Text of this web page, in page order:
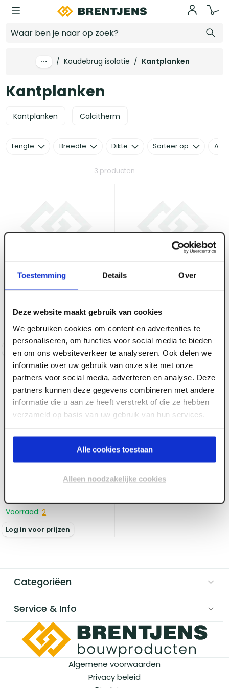
Toestemming Details Over
Deze website maakt gebruik van cookies
We gebruiken cookies om content en advertenties te
personaliseren, om functies voor social media te bieden
en om ons websiteverkeer te analyseren. Ook delen we
informatie over uw gebruik van onze site met onze
partners voor social media, adverteren en analyse. Deze
partners kunnen deze gegevens combineren met andere
informatie die u aan ze heeft verstrekt of die ze hebben
verzameld op basis van uw gebruik van hun services.
Alle cookies toestaan
Alleen noodzakelijke cookies
Ga naar hoofdinhoud
/ Koudebrug isolatie / Kantplanken
Kantplanken
Kantplanken Calcitherm
3 producten
ART006078
Kantplank XPS/Betonyp.
100mm XPS
Voorraad: 50+
Log in voor prijzen
ART006079
100mm XPS
Voorraad: 5
Log in voor prijzen
NVA000161
1250 x 295 x 70 / 10mm
Voorraad: 2
Log in voor prijzen
Lengte Breedte Dikte Sorteer op Alle
Categoriëen
Service & Info
Algemene voorwaarden
Privacy beleid